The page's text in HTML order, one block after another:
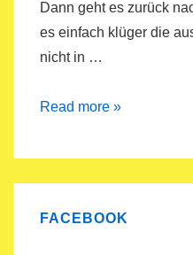
Dann geht es zurück
es einfach klüger die
nicht in …
Reise
grüne
Irland
Read more »
FACEBOOK